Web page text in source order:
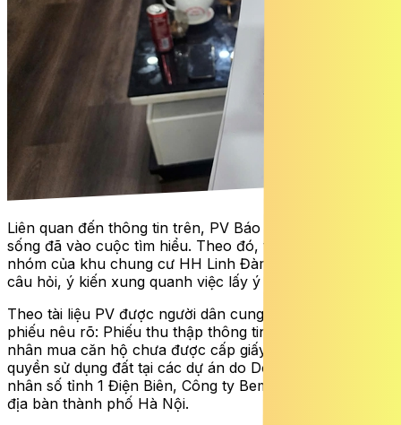
Liên quan đến thông tin trên, PV Báo Sức khỏe và Đời
sống đã vào cuộc tìm hiểu. Theo đó, trên nhiều hội
nhóm của khu chung cư HH Linh Đàm xuất hiện nhiều
câu hỏi, ý kiến xung quanh việc lấy ý kiến này.
Theo tài liệu PV được người dân cung cấp, nội dung
phiếu nêu rõ: Phiếu thu thập thông tin đối với các cá
nhân mua căn hộ chưa được cấp giấy chứng nhận
quyền sử dụng đất tại các dự án do Doanh nghiệp tư
nhân số tỉnh 1 Điện Biên, Công ty Bemes thực hiện trên
địa bàn thành phố Hà Nội.